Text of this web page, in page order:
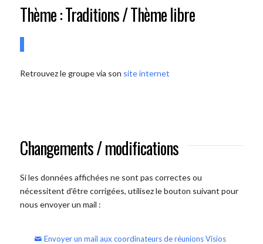
Thème : Traditions / Thème libre
Retrouvez le groupe via son site internet
Changements / modifications
Si les données affichées ne sont pas correctes ou
nécessitent d'être corrigées, utilisez le bouton suivant pour
nous envoyer un mail :
Envoyer un mail aux coordinateurs de réunions Visios